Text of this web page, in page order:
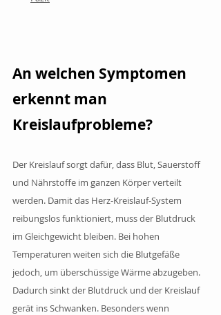
An welchen Symptomen
erkennt man
Kreislaufprobleme?
Der Kreislauf sorgt dafür, dass Blut, Sauerstoff
und Nährstoffe im ganzen Körper verteilt
werden. Damit das Herz-Kreislauf-System
reibungslos funktioniert, muss der Blutdruck
im Gleichgewicht bleiben. Bei hohen
Temperaturen weiten sich die Blutgefäße
jedoch, um überschüssige Wärme abzugeben.
Dadurch sinkt der Blutdruck und der Kreislauf
gerät ins Schwanken. Besonders wenn